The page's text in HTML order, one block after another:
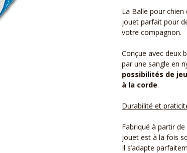
La Balle pour
jouet parfait pour
votre compagnon.
Conçue avec deux
par une sangle en
possibilités de
à la corde.
Durabilité et
Fabriqué à partir de
jouet est à la fois
Il s’adapte